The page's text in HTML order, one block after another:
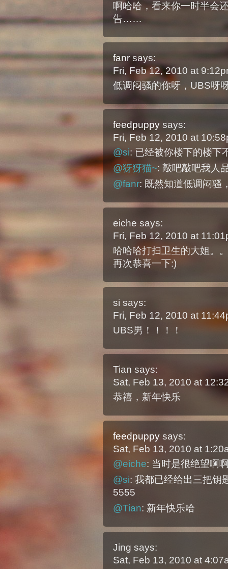
啊哈哈，看来你一时半会
告……
fanr says:
Fri, Feb 12, 2010 at
低调闷骚的你呀，UBS呀
feedpuppy says:
Fri, Feb 12, 2010 at
@si: 已经被你楼下的楼下
@犽犽猫~: 敲吧敲吧我人
@fanr: 既然知道低调闷骚
eiche says:
Fri, Feb 12, 2010 at
哈哈哈打扫卫生的大姐。
再次恭喜一下:)
si says:
Fri, Feb 12, 2010 at
UBS男！！！！
Tian says:
Sat, Feb 13, 2010 at
恭禧，新年快乐
feedpuppy says:
Sat, Feb 13, 2010 at
@eiche: 当时是很绝望啊
@si: 我都已经给出三把钥
5555
@Tian: 新年快乐哈
Jing says:
Sat, Feb 13, 2010 at